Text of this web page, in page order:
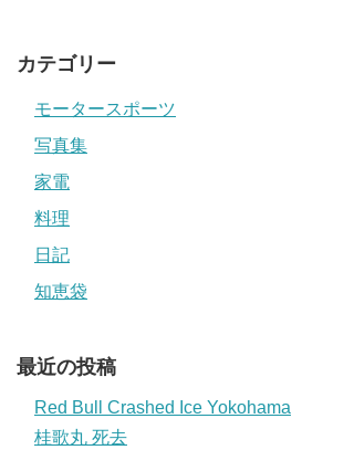
カテゴリー
モータースポーツ
写真集
家電
料理
日記
知恵袋
最近の投稿
Red Bull Crashed Ice Yokohama
桂歌丸 死去